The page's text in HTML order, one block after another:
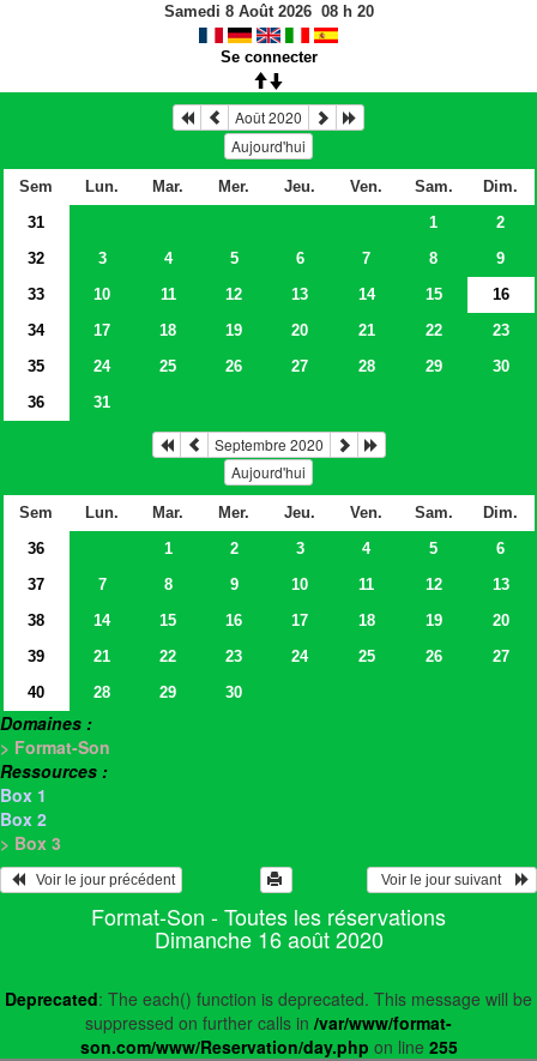
Samedi 8 Août 2026 08h 20
Se connecter
Août 2020
Aujourd'hui
Sem Lun. Mar. Mer. Jeu. Ven. Sam.
Dim.
31
1
2
32
3 4 5 6 7 8
9
33
10 11 12 13 14 15
16
34
17 18 19 20 21 22
23
35
24 25 26 27 28 29
30
36
31
Septembre 2020
Aujourd'hui
Sem Lun. Mar. Mer. Jeu. Ven. Sam.
Dim.
36
1 2 3 4 5
6
37
7 8 9 10 11 12
13
38
14 15 16 17 18 19
20
39
21 22 23 24 25 26
27
40
28 29 30
Domaines :
> Format-Son
Ressources :
Box 1
Box 2
> Box 3
   Voir le jour précédent
  Voir le jour suivant
Format-Son - Toutes les réservations
Dimanche 16 août 2020
Deprecated: The each() function is deprecated. This message will be
suppressed on further calls in /var/www/format-
son.com/www/Reservation/day.php on line 255